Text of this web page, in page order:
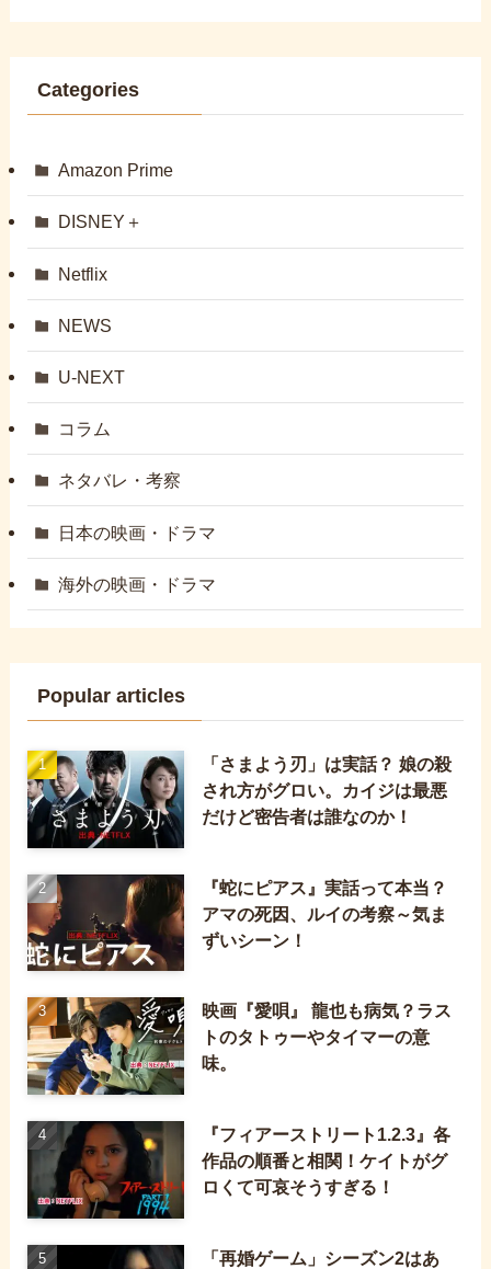
Categories
Amazon Prime
DISNEY＋
Netflix
NEWS
U-NEXT
コラム
ネタバレ・考察
日本の映画・ドラマ
海外の映画・ドラマ
Popular articles
「さまよう刃」は実話？ 娘の殺
され方がグロい。カイジは最悪
だけど密告者は誰なのか！
『蛇にピアス』実話って本当？
アマの死因、ルイの考察～気ま
ずいシーン！
映画『愛唄』 龍也も病気？ラス
トのタトゥーやタイマーの意
味。
『フィアーストリート1.2.3』各
作品の順番と相関！ケイトがグ
ロくて可哀そうすぎる！
「再婚ゲーム」シーズン2はあ